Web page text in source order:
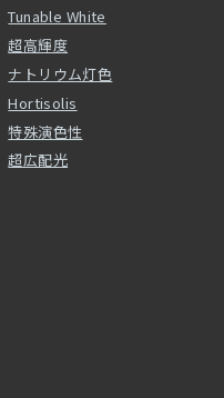
Tunable White
超高輝度
ナトリウム灯色
Hortisolis
特殊演色性
超広配光